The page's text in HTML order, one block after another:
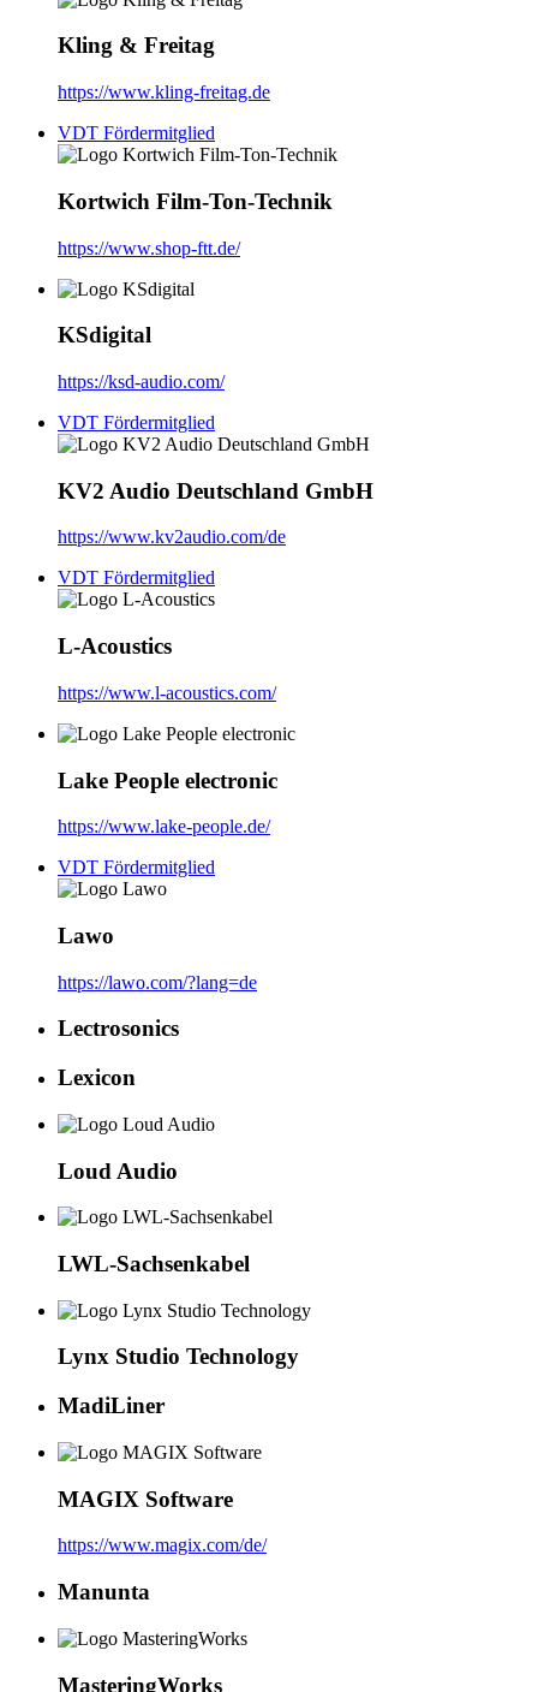
Kling & Freitag
https://www.kling-freitag.de
VDT Fördermitglied
Kortwich Film-Ton-Technik
https://www.shop-ftt.de/
KSdigital
https://ksd-audio.com/
VDT Fördermitglied
KV2 Audio Deutschland GmbH
https://www.kv2audio.com/de
VDT Fördermitglied
L-Acoustics
https://www.l-acoustics.com/
Lake People electronic
https://www.lake-people.de/
VDT Fördermitglied
Lawo
https://lawo.com/?lang=de
Lectrosonics
Lexicon
Loud Audio
LWL-Sachsenkabel
Lynx Studio Technology
MadiLiner
MAGIX Software
https://www.magix.com/de/
Manunta
MasteringWorks